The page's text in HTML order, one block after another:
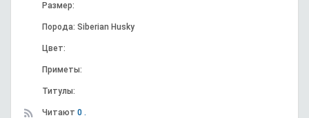
Размер:
Порода: Siberian Husky
Цвет:
Приметы:
Титулы:
Читают 0 .